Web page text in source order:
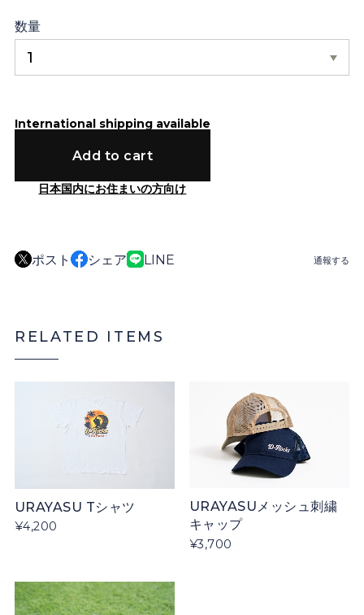
数量
International shipping available
Add to cart
日本国内にお住まいの方向け
ポスト シェア LINE 通報する
RELATED ITEMS
URAYASU Tシャツ
¥4,200
URAYASUメッシュ刺繍
キャップ
¥3,700